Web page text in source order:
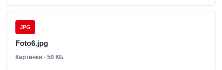
JPG
Foto6.jpg
Картинки · 50 КБ